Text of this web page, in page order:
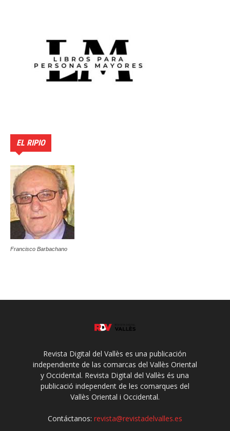
EL RIPIO
Francisco Barbachano
Revista Digital del Vallès es una publicación
independiente de las comarcas del Vallès Oriental
y Occidental. Revista Digital del Vallès és una
publicació independent de les comarques del
Vallès Oriental i Occidental.
Contáctanos: revista@revistadelvalles.es